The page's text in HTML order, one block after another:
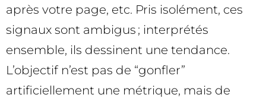
après votre page, etc. Pris isolément, ces
signaux sont ambigus ; interprétés
ensemble, ils dessinent une tendance.
L’objectif n’est pas de “gonfler”
artificiellement une métrique, mais de